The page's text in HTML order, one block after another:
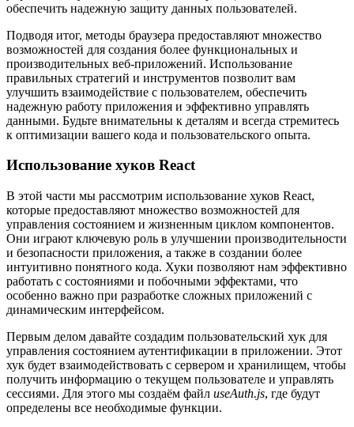
обеспечить надежную защиту данных пользователей.
Подводя итог, методы браузера предоставляют множество
возможностей для создания более функциональных и
производительных веб-приложений. Использование
правильных стратегий и инструментов позволит вам
улучшить взаимодействие с пользователем, обеспечить
надежную работу приложения и эффективно управлять
данными. Будьте внимательны к деталям и всегда стремитесь
к оптимизации вашего кода и пользовательского опыта.
Использование хуков React
В этой части мы рассмотрим использование хуков React,
которые предоставляют множество возможностей для
управления состоянием и жизненным циклом компонентов.
Они играют ключевую роль в улучшении производительности
и безопасности приложения, а также в создании более
интуитивно понятного кода. Хуки позволяют нам эффективно
работать с состояниями и побочными эффектами, что
особенно важно при разработке сложных приложений с
динамическим интерфейсом.
Первым делом давайте создадим пользовательский хук для
управления состоянием аутентификации в приложении. Этот
хук будет взаимодействовать с сервером и хранилищем, чтобы
получить информацию о текущем пользователе и управлять
сессиями. Для этого мы создаём файл useAuth.js, где будут
определены все необходимые функции.